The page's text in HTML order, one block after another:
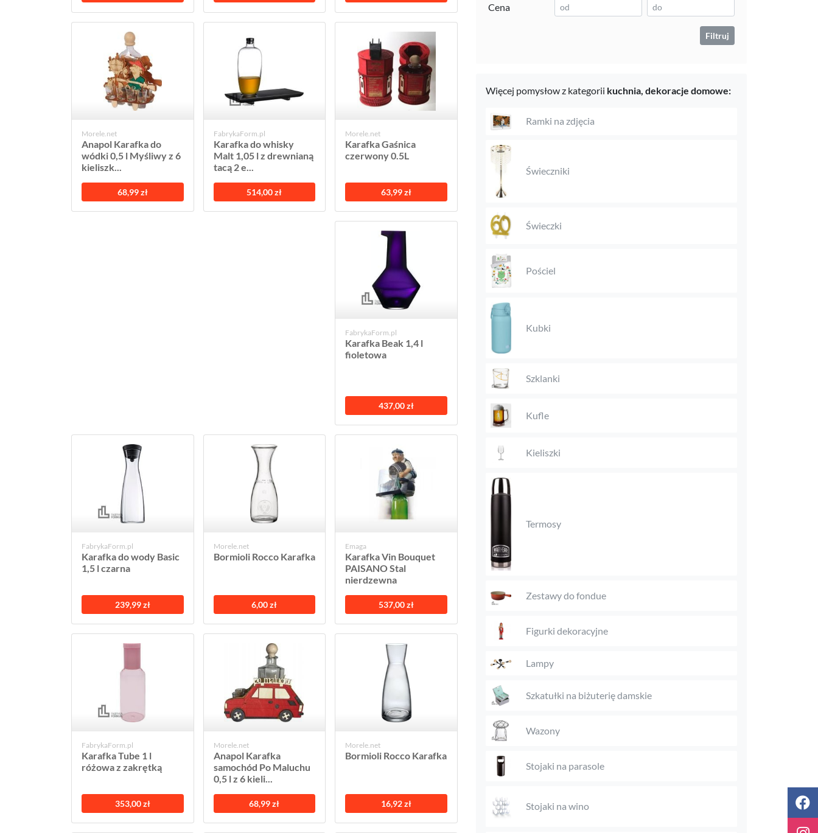
Morele.net
Anapol Karafka do
wódki 0,5 l Myśliwy z 6
kieliszk...
68,99 zł
FabrykaForm.pl
Karafka do whisky
Malt 1,05 l z drewnianą
tacą 2 e...
514,00 zł
Morele.net
Karafka Gaśnica
czerwony 0.5L
63,99 zł
FabrykaForm.pl
Karafka Beak 1,4 l
fioletowa
437,00 zł
FabrykaForm.pl
Karafka do wody Basic
1,5 l czarna
239,99 zł
Morele.net
Bormioli Rocco Karafka
6,00 zł
Emaga
Karafka Vin Bouquet
PAISANO Stal
nierdzewna
537,00 zł
FabrykaForm.pl
Karafka Tube 1 l
różowa z zakrętką
353,00 zł
Morele.net
Anapol Karafka
samochód Po Maluchu
0,5 l z 6 kieli...
68,99 zł
Morele.net
Bormioli Rocco Karafka
16,92 zł
Cena
Filtruj
Więcej pomysłow z kategorii kuchnia, dekoracje domowe:
Ramki na zdjęcia
Świeczniki
Świeczki
Pościel
Kubki
Szklanki
Kufle
Kieliszki
Termosy
Zestawy do fondue
Figurki dekoracyjne
Lampy
Szkatułki na biżuterię damskie
Wazony
Stojaki na parasole
Stojaki na wino